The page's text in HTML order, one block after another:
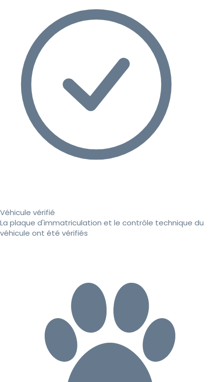
Véhicule vérifié
La plaque d'immatriculation et le contrôle technique du
véhicule ont été vérifiés